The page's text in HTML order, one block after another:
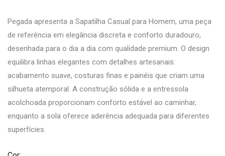
Pegada apresenta a Sapatilha Casual para Homem, uma peça
de referência em elegância discreta e conforto duradouro,
desenhada para o dia a dia com qualidade premium. O design
equilibra linhas elegantes com detalhes artesanais:
acabamento suave, costuras finas e painéis que criam uma
silhueta atemporal. A construção sólida e a entressola
acolchoada proporcionam conforto estável ao caminhar,
enquanto a sola oferece aderência adequada para diferentes
superfícies.